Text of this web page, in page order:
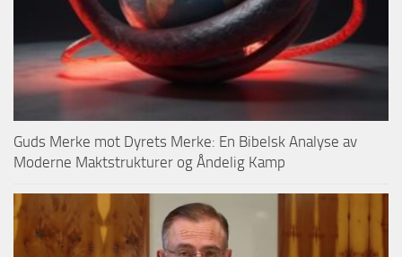
Guds Merke mot Dyrets Merke: En Bibelsk Analyse av
Moderne Maktstrukturer og Åndelig Kamp